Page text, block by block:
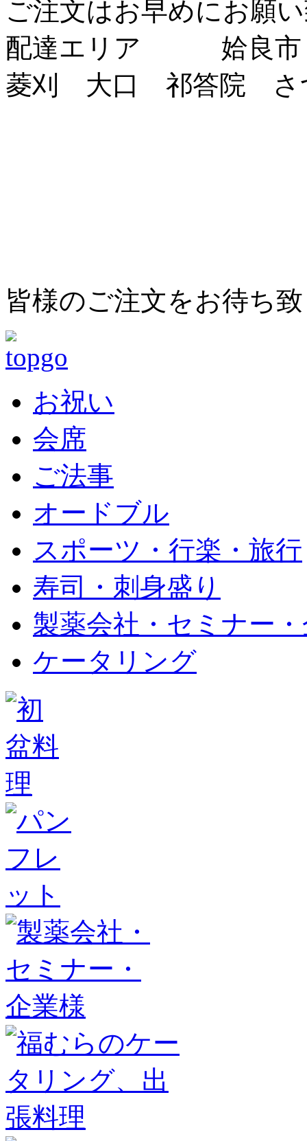
ご注文はお早めにお願
配達エリア 姶良
菱刈 大口 祁答院 さ
皆様のご注文をお待ち
お祝い
会席
ご法事
オードブル
スポーツ・行楽・旅行
寿司・刺身盛り
製薬会社・セミナー
ケータリング